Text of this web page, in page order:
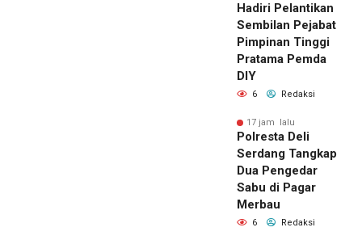
Hadiri Pelantikan
Sembilan Pejabat
Pimpinan Tinggi
Pratama Pemda
DIY
6 Redaksi
17 jam lalu
Polresta Deli
Serdang Tangkap
Dua Pengedar
Sabu di Pagar
Merbau
6 Redaksi